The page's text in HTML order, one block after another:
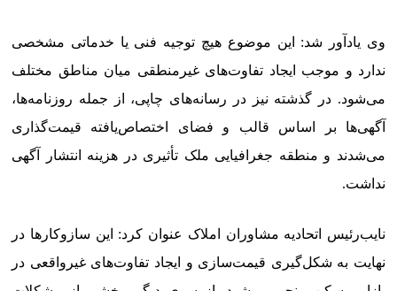
وی یادآور شد: این موضوع هیچ توجیه فنی یا خدماتی مشخصی
ندارد و موجب ایجاد تفاوت‌های غیرمنطقی میان مناطق مختلف
می‌شود. در گذشته نیز در رسانه‌های چاپی، از جمله روزنامه‌ها،
آگهی‌ها بر اساس قالب و فضای اختصاص‌یافته قیمت‌گذاری
می‌شدند و منطقه جغرافیایی ملک تأثیری در هزینه انتشار آگهی
نداشت.
نایب‌رئیس اتحادیه مشاوران املاک عنوان کرد: این سازوکارها در
نهایت به شکل‌گیری قیمت‌سازی و ایجاد تفاوت‌های غیرواقعی در